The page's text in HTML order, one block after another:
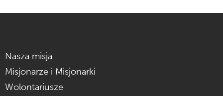
Nasza misja
Misjonarze i Misjonarki
Wolontariusze